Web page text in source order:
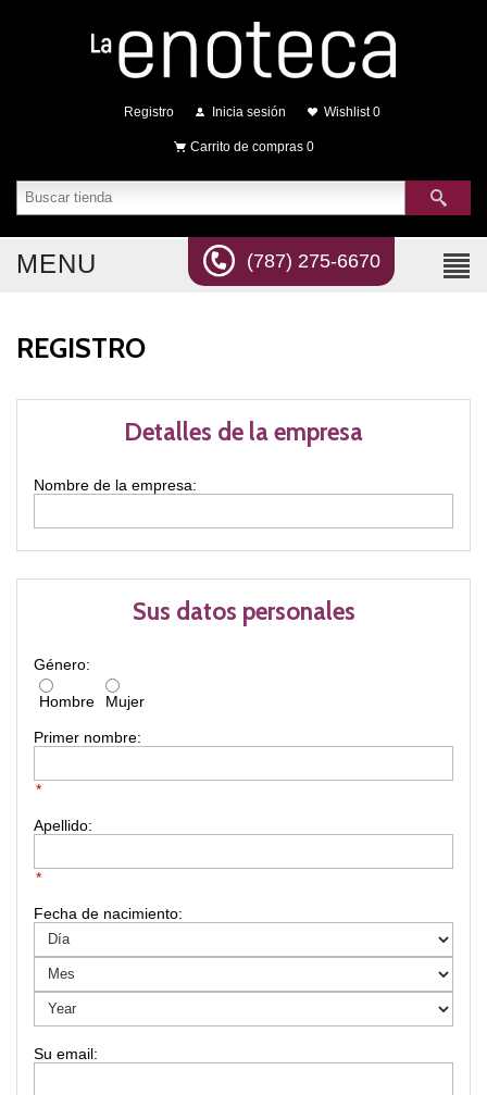
Registro Inicia sesión Wishlist 0
Carrito de compras 0
(787) 275-6670
MENU
REGISTRO
Sus datos personales
Género:
Hombre Mujer
Primer nombre:
*
Apellido:
*
Fecha de nacimiento:
Detalles de la empresa
Nombre de la empresa: